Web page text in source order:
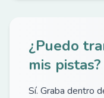
¿Puedo
mis pistas?
Sí. Graba dentro